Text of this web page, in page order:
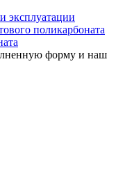
эксплуатации
поликарбоната
форму и наш